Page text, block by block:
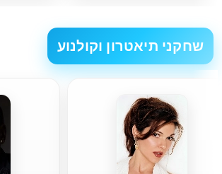
שחקני תיאטרון וקולנוע